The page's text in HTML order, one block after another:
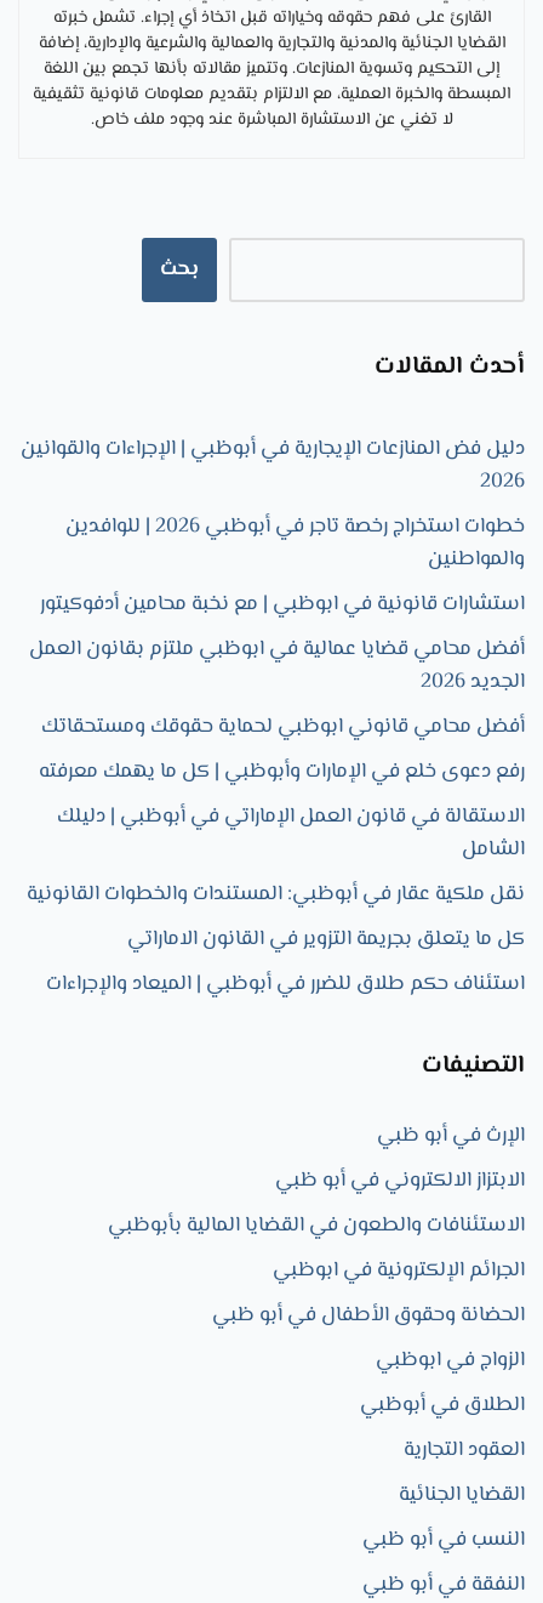
القارئ على فهم حقوقه وخياراته قبل اتخاذ أي إجراء. تشمل خبرته
القضايا الجنائية والمدنية والتجارية والعمالية والشرعية والإدارية، إضافة
إلى التحكيم وتسوية المنازعات. وتتميز مقالاته بأنها تجمع بين اللغة
المبسطة والخبرة العملية، مع الالتزام بتقديم معلومات قانونية تثقيفية
لا تغني عن الاستشارة المباشرة عند وجود ملف خاص.
بحث
أحدث المقالات
دليل فض المنازعات الإيجارية في أبوظبي | الإجراءات والقوانين
2026
خطوات استخراج رخصة تاجر في أبوظبي 2026 | للوافدين
والمواطنين
استشارات قانونية في ابوظبي | مع نخبة محامين أدفوكيتور
أفضل محامي قضايا عمالية في ابوظبي ملتزم بقانون العمل
الجديد 2026
أفضل محامي قانوني ابوظبي لحماية حقوقك ومستحقاتك
رفع دعوى خلع في الإمارات وأبوظبي | كل ما يهمك معرفته
الاستقالة في قانون العمل الإماراتي في أبوظبي | دليلك
الشامل
نقل ملكية عقار في أبوظبي: المستندات والخطوات القانونية
كل ما يتعلق بجريمة التزوير في القانون الاماراتي
استئناف حكم طلاق للضرر في أبوظبي | الميعاد والإجراءات
التصنيفات
الإرث في أبو ظبي
الابتزاز الالكتروني في أبو ظبي
الاستئنافات والطعون في القضايا المالية بأبوظبي
الجرائم الإلكترونية في ابوظبي
الحضانة وحقوق الأطفال في أبو ظبي
الزواج في ابوظبي​
الطلاق في أبوظبي
العقود التجارية​
القضايا الجنائية
النسب في أبو ظبي
النفقة في أبو ظبي